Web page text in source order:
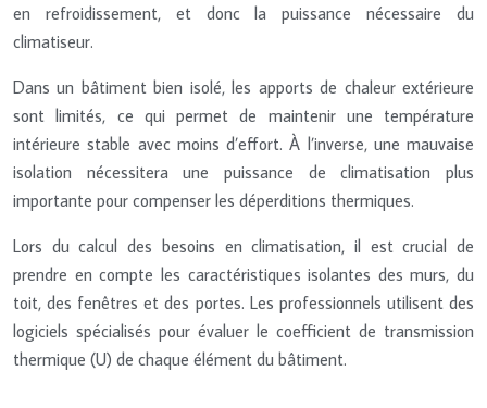
en refroidissement, et donc la puissance nécessaire du
climatiseur.
Dans un bâtiment bien isolé, les apports de chaleur extérieure
sont limités, ce qui permet de maintenir une température
intérieure stable avec moins d’effort. À l’inverse, une mauvaise
isolation nécessitera une puissance de climatisation plus
importante pour compenser les déperditions thermiques.
Lors du calcul des besoins en climatisation, il est crucial de
prendre en compte les caractéristiques isolantes des murs, du
toit, des fenêtres et des portes. Les professionnels utilisent des
logiciels spécialisés pour évaluer le coefficient de transmission
thermique (U) de chaque élément du bâtiment.